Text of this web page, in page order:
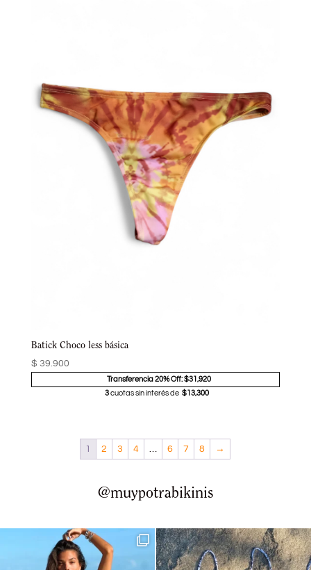
Batick Choco less básica
$ 39.900
Transferencia 20% Off: $31,920
3cuotas sin interés de $13,300
1 2 3 4 … 6 7 8 →
@muypotrabikinis